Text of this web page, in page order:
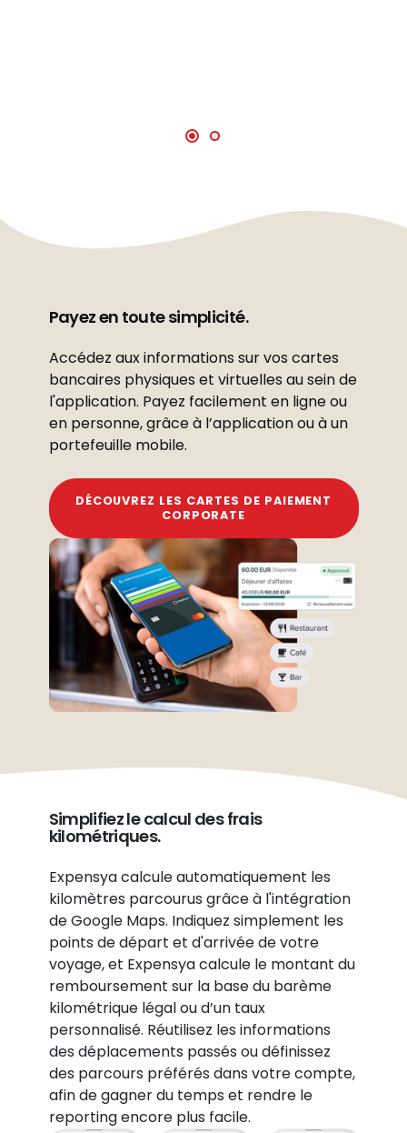
Payez en toute simplicité.
Accédez aux informations sur vos cartes
bancaires physiques et virtuelles au sein de
l'application. Payez facilement en ligne ou
en personne, grâce à l’application ou à un
portefeuille mobile.
DÉCOUVREZ LES CARTES DE PAIEMENT
CORPORATE
Simplifiez le calcul des frais
kilométriques.
Expensya calcule automatiquement les
kilomètres parcourus grâce à l'intégration
de Google Maps. Indiquez simplement les
points de départ et d'arrivée de votre
voyage, et Expensya calcule le montant du
remboursement sur la base du barème
kilométrique légal ou d’un taux
personnalisé. Réutilisez les informations
des déplacements passés ou définissez
des parcours préférés dans votre compte,
afin de gagner du temps et rendre le
reporting encore plus facile.